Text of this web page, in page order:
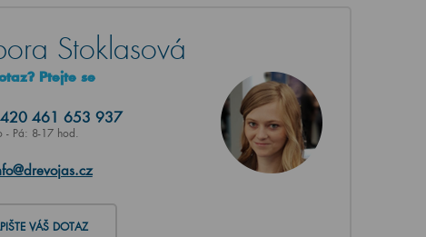
Stoklasová
Ptejte se
461 653 937
- Pá: 8-17 hod.
VÁŠ DOTAZ